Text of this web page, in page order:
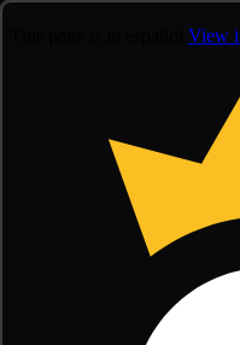
View